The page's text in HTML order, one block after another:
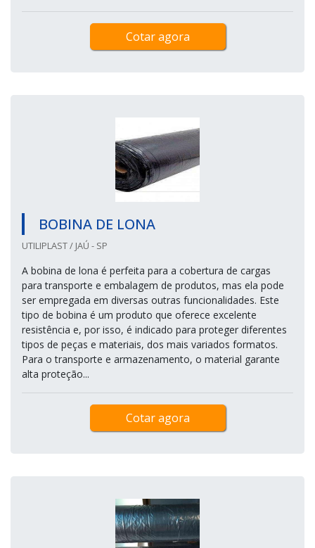
Cotar agora
BOBINA DE LONA
UTILIPLAST / JAÚ - SP
A bobina de lona é perfeita para a cobertura de cargas
para transporte e embalagem de produtos, mas ela pode
ser empregada em diversas outras funcionalidades. Este
tipo de bobina é um produto que oferece excelente
resistência e, por isso, é indicado para proteger diferentes
tipos de peças e materiais, dos mais variados formatos.
Para o transporte e armazenamento, o material garante
alta proteção...
Cotar agora